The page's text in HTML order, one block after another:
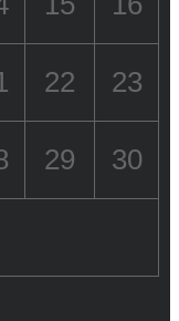
22 23
29 30